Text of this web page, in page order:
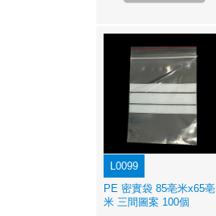
L0099
PE 密實袋 85亳米x65亳
米 三間圖案 100個